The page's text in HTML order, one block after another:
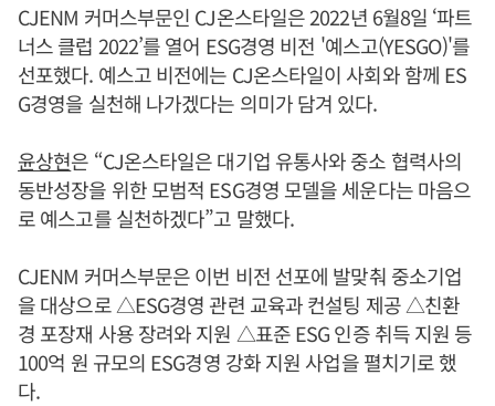
CJENM 커머스부문인 CJ온스타일은 2022년 6월8일 ‘파트
너스 클럽 2022’를 열어 ESG경영 비전 '예스고(YESGO)'를
선포했다. 예스고 비전에는 CJ온스타일이 사회와 함께 ES
G경영을 실천해 나가겠다는 의미가 담겨 있다.
윤상현은 “CJ온스타일은 대기업 유통사와 중소 협력사의
동반성장을 위한 모범적 ESG경영 모델을 세운다는 마음으
로 예스고를 실천하겠다”고 말했다.
CJENM 커머스부문은 이번 비전 선포에 발맞춰 중소기업
을 대상으로 △ESG경영 관련 교육과 컨설팅 제공 △친환
경 포장재 사용 장려와 지원 △표준 ESG 인증 취득 지원 등
100억 원 규모의 ESG경영 강화 지원 사업을 펼치기로 했
다.